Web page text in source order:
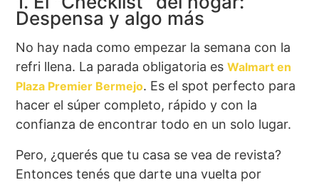
Despensa y algo más
No hay nada como empezar la semana con la
refri llena. La parada obligatoria es Walmart en
Plaza Premier Bermejo. Es el spot perfecto para
hacer el súper completo, rápido y con la
confianza de encontrar todo en un solo lugar.
Pero, ¿querés que tu casa se vea de revista?
Entonces tenés que darte una vuelta por